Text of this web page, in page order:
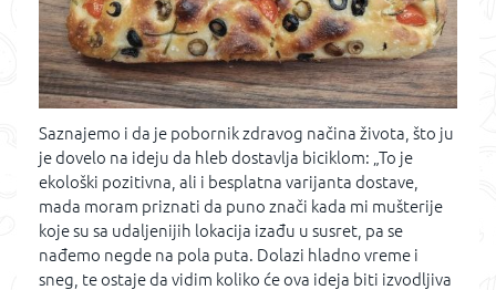
Saznajemo i da je pobornik zdravog načina života, što ju
je dovelo na ideju da hleb dostavlja biciklom: „To je
ekološki pozitivna, ali i besplatna varijanta dostave,
mada moram priznati da puno znači kada mi mušterije
koje su sa udaljenijih lokacija izađu u susret, pa se
nađemo negde na pola puta. Dolazi hladno vreme i
sneg, te ostaje da vidim koliko će ova ideja biti izvodljiva